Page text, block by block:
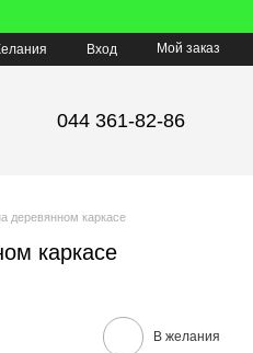
Вход Мой заказ
044 361-82-86
деревянном каркасе
каркасе
В желания